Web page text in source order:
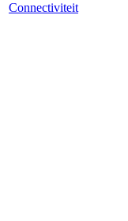
Connectiviteit